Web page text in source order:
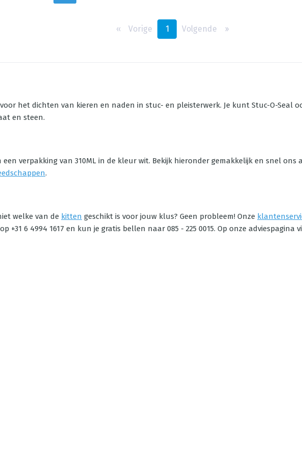
‹‹ Vorige 1 Volgende ››
het dichten van kieren en naden in stuc- en pleisterwerk. Je kunt Stuc-O-Seal
en steen.
verpakking van 310ML in de kleur wit. Bekijk hieronder gemakkelijk en snel
.
welke van de kitten geschikt is voor jouw klus? Geen probleem! Onze
6 4994 1617 en kun je gratis bellen naar 085 - 225 0015. Op onze adviespagina